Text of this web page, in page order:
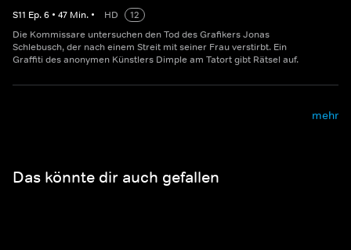
S11 Ep.6 • 47 Min. • HD
12
Die Kommissare untersuchen den Tod des Grafikers Jonas
Schlebusch, der nach einem Streit mit seiner Frau verstirbt. Ein
Graffiti des anonymen Künstlers Dimple am Tatort gibt Rätsel auf.
mehr
Das könnte dir auch gefallen